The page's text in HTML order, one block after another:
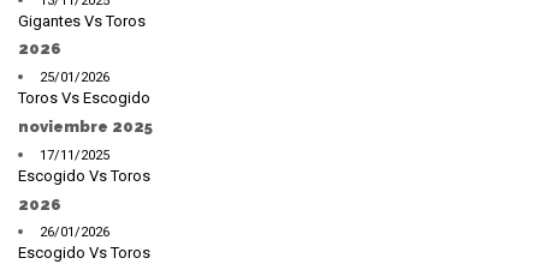
Gigantes Vs Toros
2026
25/01/2026
Toros Vs Escogido
noviembre 2025
17/11/2025
Escogido Vs Toros
2026
26/01/2026
Escogido Vs Toros